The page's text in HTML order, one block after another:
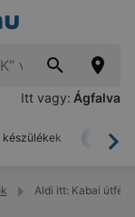
Itt vagy: Ágfalva
készülékek
Aldi itt: Kabai útfél